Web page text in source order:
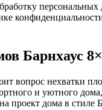
Барнхаус
вопрос нехватки
и уютного
проект дома в стиле